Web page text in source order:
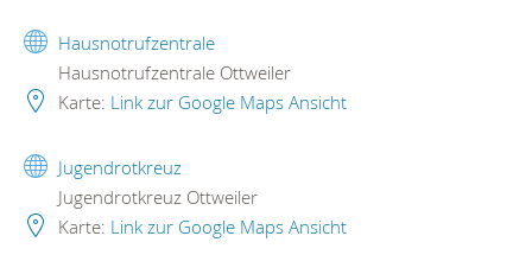
Hausnotrufzentrale
Hausnotrufzentrale Ottweiler
Karte: Link zur Google Maps Ansicht
Jugendrotkreuz
Jugendrotkreuz Ottweiler
Karte: Link zur Google Maps Ansicht